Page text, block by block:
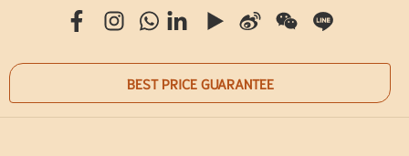
BEST PRICE GUARANTEE